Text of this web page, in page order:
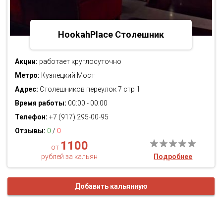
HookahPlace Столешник
Акции: работает круглосуточно
Метро: Кузнецкий Мост
Адрес: Столешников переулок 7 стр 1
Время работы: 00:00 - 00:00
Телефон: +7 (917) 295-00-95
Отзывы: 0 / 0
от 1100
рублей за кальян Подробнее
Добавить кальянную